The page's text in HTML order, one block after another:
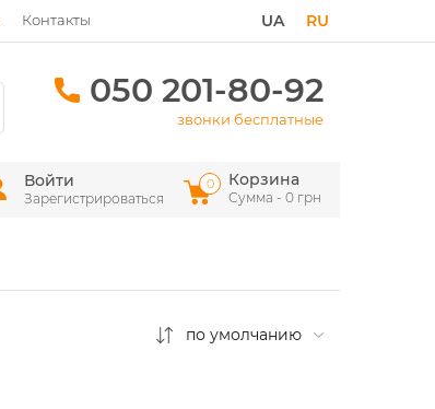
Контакты RU
UA
050 201-80-92
звонки бесплатные
Войти
Зарегистрироваться
Корзина
Сумма - 0 грн
0
по умолчанию